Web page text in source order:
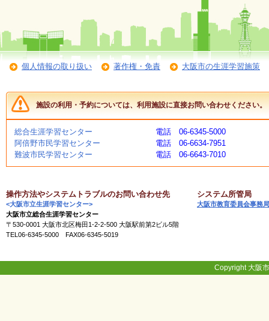
・
ギ
ャ
ラ
ー
オ
ン
ラ
イ
ガ
ジ
ン
い
ち
並
木
個人情報の取り扱い 著作権・免責 大阪市の生涯学習施策
施設の利用・予約については、利用施設に直接お問い合わせください。
総合生涯学習センター
電話 06-6345-5000
阿倍野市民学習センター
電話 06-6634-7951
難波市民学習センター
電話 06-6643-7010
操作方法やシステムトラブルのお問い合わせ先
<大阪市立生涯学習センター>
大阪市立総合生涯学習センター
〒530-0001 大阪市北区梅田1-2-2-500 大阪駅前第2ビル5階
TEL06-6345-5000 FAX06-6345-5019
システム所管局
大阪市教育委員会事務局
Copyright 大阪